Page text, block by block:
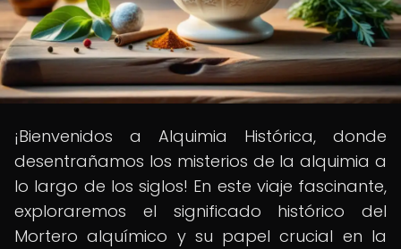
¡Bienvenidos a Alquimia Histórica, donde
desentrañamos los misterios de la alquimia a
lo largo de los siglos! En este viaje fascinante,
exploraremos el significado histórico del
Mortero alquímico y su papel crucial en la